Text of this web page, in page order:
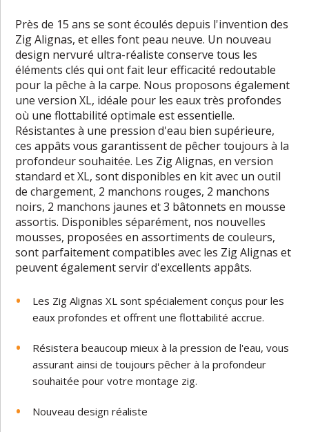
Près de 15 ans se sont écoulés depuis l'invention des
Zig Alignas, et elles font peau neuve. Un nouveau
design nervuré ultra-réaliste conserve tous les
éléments clés qui ont fait leur efficacité redoutable
pour la pêche à la carpe. Nous proposons également
une version XL, idéale pour les eaux très profondes
où une flottabilité optimale est essentielle.
Résistantes à une pression d'eau bien supérieure,
ces appâts vous garantissent de pêcher toujours à la
profondeur souhaitée. Les Zig Alignas, en version
standard et XL, sont disponibles en kit avec un outil
de chargement, 2 manchons rouges, 2 manchons
noirs, 2 manchons jaunes et 3 bâtonnets en mousse
assortis. Disponibles séparément, nos nouvelles
mousses, proposées en assortiments de couleurs,
sont parfaitement compatibles avec les Zig Alignas et
peuvent également servir d'excellents appâts.
Les Zig Alignas XL sont spécialement conçus pour les
eaux profondes et offrent une flottabilité accrue.
Résistera beaucoup mieux à la pression de l'eau, vous
assurant ainsi de toujours pêcher à la profondeur
souhaitée pour votre montage zig.
Nouveau design réaliste